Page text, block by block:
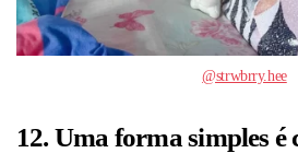
@strwbrry.hee
12. Uma forma simples é